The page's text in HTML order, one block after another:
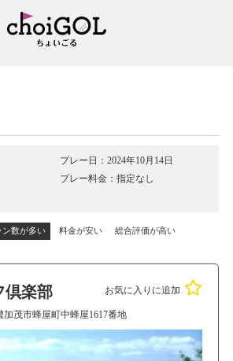
プレー日：2024年10月14日
プレー料金：指定なし
ン数が多い 料金が安い 総合評価が高い
倶楽部
加茂市蜂屋町中蜂屋1617番地
お気に入りに追加